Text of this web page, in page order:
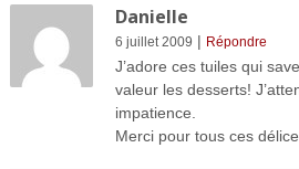
Danielle
6 juillet 2009 | Répondre
J’adore ces tuiles qui
valeur les desserts!
impatience.
Merci pour tous ces